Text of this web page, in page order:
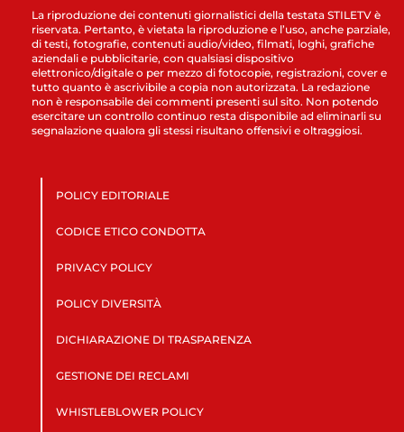
La riproduzione dei contenuti giornalistici della testata STILETV è
riservata. Pertanto, è vietata la riproduzione e l’uso, anche parziale,
di testi, fotografie, contenuti audio/video, filmati, loghi, grafiche
aziendali e pubblicitarie, con qualsiasi dispositivo
elettronico/digitale o per mezzo di fotocopie, registrazioni, cover e
tutto quanto è ascrivibile a copia non autorizzata. La redazione
non è responsabile dei commenti presenti sul sito. Non potendo
esercitare un controllo continuo resta disponibile ad eliminarli su
segnalazione qualora gli stessi risultano offensivi e oltraggiosi.
POLICY EDITORIALE
CODICE ETICO CONDOTTA
PRIVACY POLICY
POLICY DIVERSITÀ
DICHIARAZIONE DI TRASPARENZA
GESTIONE DEI RECLAMI
WHISTLEBLOWER POLICY